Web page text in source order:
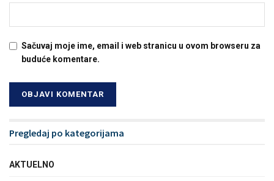
Sačuvaj moje ime, email i web stranicu u ovom browseru za
buduće komentare.
Pregledaj po kategorijama
AKTUELNO